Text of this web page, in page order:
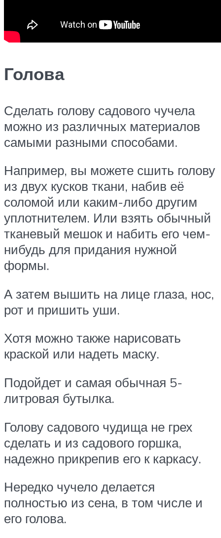
Голова
Сделать голову садового чучела
можно из различных материалов
самыми разными способами.
Например, вы можете сшить голову
из двух кусков ткани, набив её
соломой или каким-либо другим
уплотнителем. Или взять обычный
тканевый мешок и набить его чем-
нибудь для придания нужной
формы.
А затем вышить на лице глаза, нос,
рот и пришить уши.
Хотя можно также нарисовать
краской или надеть маску.
Подойдет и самая обычная 5-
литровая бутылка.
Голову садового чудища не грех
сделать и из садового горшка,
надежно прикрепив его к каркасу.
Нередко чучело делается
полностью из сена, в том числе и
его голова.